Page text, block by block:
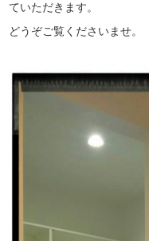
ていただきます。
どうぞご覧くださいませ。